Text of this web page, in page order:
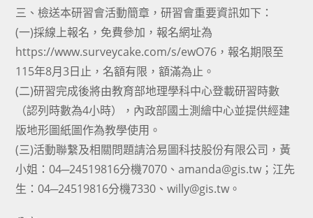
三、檢送本研習會活動簡章，研習會重要資訊如下：
(一)採線上報名，免費參加，報名網址為
https://www.surveycake.com/s/ewO76，報名期限至
115年8月3日止，名額有限，額滿為止。
(二)研習完成後將由教育部地理學科中心登載研習時數
（認列時數為4小時），內政部國土測繪中心並提供經建
版地形圖紙圖作為教學使用。
(三)活動聯繫及相關問題請洽易圖科技股份有限公司，黃
小姐：04─24519816分機7070、amanda@gis.tw；江先
生：04─24519816分機7330、willy@gis.tw。